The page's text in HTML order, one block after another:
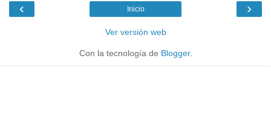
‹ ›
Inicio
Ver versión web
Con la tecnología de Blogger.